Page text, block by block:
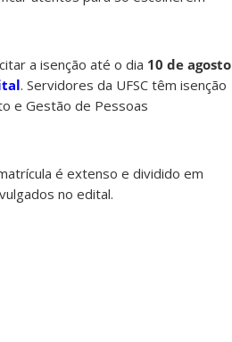
a isenção até o dia 10 de agosto
. Servidores da UFSC têm isenção
e Gestão de Pessoas
é extenso e dividido em
no edital.